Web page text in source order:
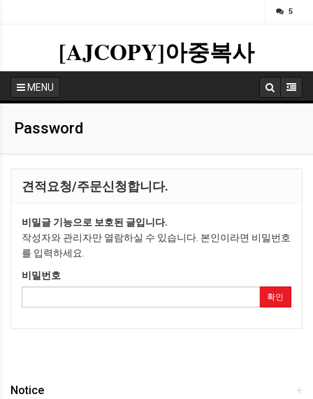
5
[AJCOPY]아중복사
MENU
Password
견적요청/주문신청합니다.
비밀글 기능으로 보호된 글입니다.
작성자와 관리자만 열람하실 수 있습니다. 본인이라면 비밀번호
를 입력하세요.
비밀번호
확인
+
Notice